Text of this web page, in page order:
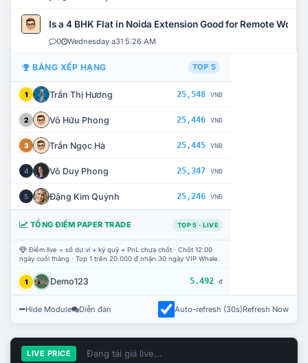
Is a 4 BHK Flat in Noida Extension Good for Remote Work?
0 Wednesday a31 5:26 AM
BẢNG XẾP HẠNG TOP 5
1 Trần Thị Hương 25,548 VNĐ
2 Võ Hữu Phong 25,446 VNĐ
3 Trần Ngọc Hà 25,445 VNĐ
4 Võ Duy Phong 25,347 VNĐ
5 Đặng Kim Quỳnh 25,246 VNĐ
TỔNG ĐIỂM PAPER TRADE TOP 5 · LIVE
Điểm live = số dư ví + ký quỹ + PnL chưa chốt · Chốt 12:00
ngày cuối tháng · Top 1 trên 20.000 đ nhận 30 ngày VIP Whale.
1 Demo123 5.492 đ
Hide Module Diễn đàn Auto-refresh (30s)Refresh Now
LIVE PRICE Đang tải giá live...